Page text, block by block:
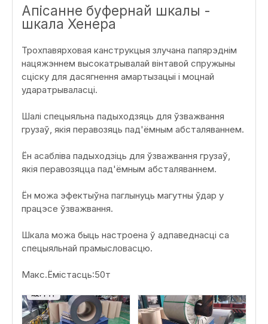
Апісанне буфернай шкалы -
шкала Хенера
Трохпавярховая канструкцыя злучана папярэднім
нацяжэннем высокатрывалай вінтавой спружыны
сціску для дасягнення амартызацыі і моцнай
ударатрываласці.
Шалі спецыяльна падыходзяць для ўзважвання
грузаў, якія перавозяць пад'ёмным абсталяваннем.
Ён асабліва падыходзіць для ўзважвання грузаў,
якія перавозяцца пад'ёмным абсталяваннем.
Ён можа эфектыўна паглынуць магутны ўдар у
працэсе ўзважвання.
Шкала можа быць настроена ў адпаведнасці са
спецыяльнай прамысловасцю.
Макс.Ёмістасць:50т